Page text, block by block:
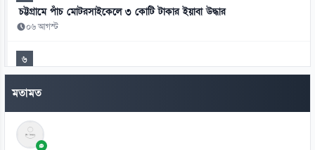
চট্টগ্রামে পাঁচ মোটরসাইকেলে ৩ কোটি টাকার ইয়াবা উদ্ধার
০৬ আগস্ট
৬
খুলনায় পিস্তল ও গুলিসহ শীর্ষ সন্ত্রাসী গ্রেপ্তার
০৬ আগস্ট
৭
চব্বিশের চেতনা ধরে রাখলে হাসিনা ফিরতে পারবেন না: মীর হেলাল
মতামত